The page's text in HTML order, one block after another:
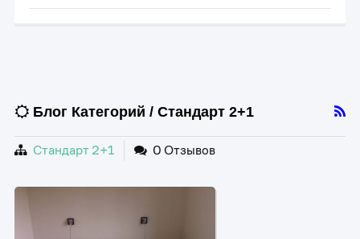
Блог Категорий / Стандарт 2+1
Стандарт 2+1 0 Отзывов